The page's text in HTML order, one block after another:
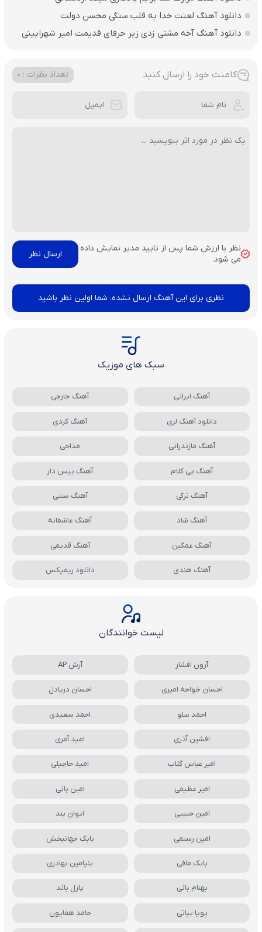
دانلود آهنگ لعنت خدا به قلب سنگی محسن دولت
دانلود آهنگ آخه مشتی زدی زیر حرفای قدیمت امیر شهرایینی
کامنت خود را ارسال کنید تعداد نظرات : 0
نظر با ارزش شما پس از تایید مدیر نمایش داده
می شود.
نظری برای این آهنگ ارسال نشده، شما اولین نظر باشید
سبک های موزیک
آهنگ ایرانی آهنگ خارجی
دانلود آهنگ لری آهنگ کردی
آهنگ مازندرانی مداحی
آهنگ بی کلام آهنگ بیس دار
آهنگ ترکی آهنگ سنتی
آهنگ شاد آهنگ عاشقانه
آهنگ غمگین آهنگ قدیمی
آهنگ هندی دانلود ریمیکس
لیست خوانندگان
آرون افشار آرش AP
احسان خواجه امیری احسان دریادل
احمد سلو احمد سعیدی
افشین آذری امید آمری
امیر عباس گلاب امید حاجیلی
امیر عظیمی امین بانی
امین حبیبی ایوان بند
امین رستمی بابک جهانبخش
بابک مافی بنیامین بهادری
بهنام بانی پازل باند
پویا بیاتی حامد همایون